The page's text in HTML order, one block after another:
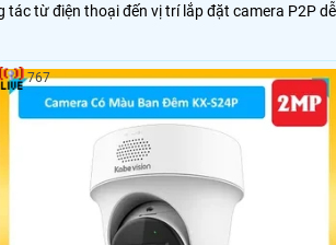
từ điện thoại đến vị trí lắp đặt camera P2P dễ
767